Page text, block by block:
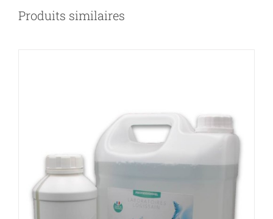
Produits similaires